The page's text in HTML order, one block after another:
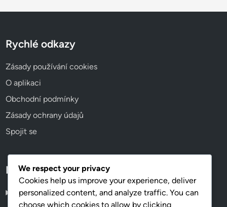
Rychlé odkazy
Zásady používání cookies
O aplikaci
Obchodní podmínky
Zásady ochrany údajů
Spojit se
Language
Czech▾
We respect your privacy
Cookies help us improve your experience, deliver
personalized content, and analyze traffic. You can
choose which cookies to allow by clicking